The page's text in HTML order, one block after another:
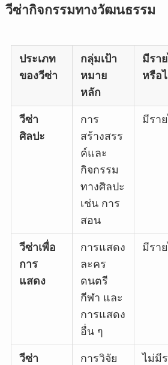
วีซ่ากิจกรรมทางวัฒนธรรม
ประเภท
ของวีซ่า
กลุ่มเป้า
หมาย
หลัก
มีรา
หรือ
วีซ่า
ศิลปะ
การ
สร้างสรร
ค์และ
กิจกรรม
ทางศิลปะ
เช่น การ
สอน
มีรา
วีซ่าเพื่อ
การ
แสดง
การแสดง
ละคร
ดนตรี
กีฬา และ
การแสดง
อื่น ๆ
มีรา
วีซ่า
การวิจัย
ไม่มี